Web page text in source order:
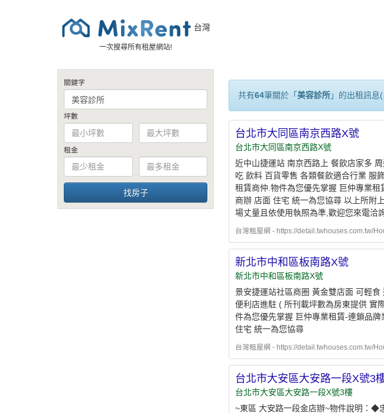
台灣
一次搜尋所有租屋網站!
關鍵字
坪數
租金
共有64筆關於「 美容診所」的出租訊息
台北市大同區南京西路X號
台北市大同區南京西路X號
近中山捷運站 南京西路上 餐飲店家多
吃 飲料 百貨零售 各類餐飲適合行業 服
租賃商仲.物件為您優先掌握 巨仲專業
商辦 店面 住宅 統一為您協尋 以上所附
場丈量且依使用執照為準,歡迎您來電洽
台灣租屋網 - https://detail.twhouses.com.tw/
新北市中和區板南路X號
新北市中和區板南路X號
景安捷運站社區商圈 黃金雙店面 可輕
便利店進駐 ( 所刊載坪數為房東提供 實
件為您優先掌握 巨仲專業租賃-連鎖品
住宅 統一為您協尋
台灣租屋網 - https://detail.twhouses.com.tw/
台北市大安區大安路一段X號3
台北市大安區大安路一段X號3樓
~東區 大安路一段金店辦~物件說明：◆